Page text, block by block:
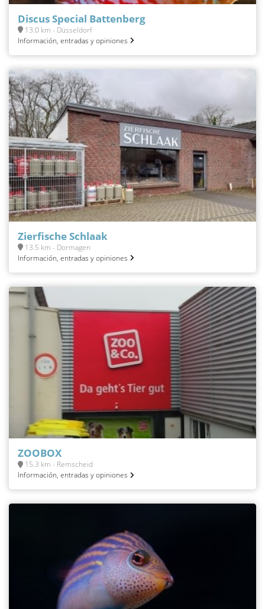
Discus Special Battenberg
13.0 km - Düsseldorf
Información, entradas y opiniones
Zierfische Schlaak
13.5 km - Dormagen
Información, entradas y opiniones
ZOOBOX
15.3 km - Remscheid
Información, entradas y opiniones